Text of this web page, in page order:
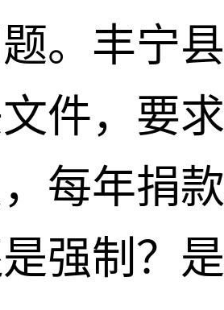
。丰宁
件，要
每年捐
强制？